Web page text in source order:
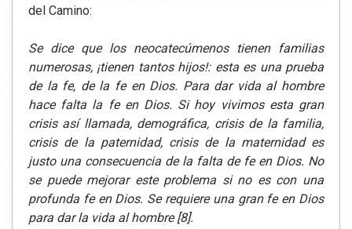
del Camino:
Se dice que los neocatecúmenos tienen familias
numerosas, ¡tienen tantos hijos!: esta es una prueba
de la fe, de la fe en Dios. Para dar vida al hombre
hace falta la fe en Dios. Si hoy vivimos esta gran
crisis así llamada, demográfica, crisis de la familia,
crisis de la paternidad, crisis de la maternidad es
justo una consecuencia de la falta de fe en Dios. No
se puede mejorar este problema si no es con una
profunda fe en Dios. Se requiere una gran fe en Dios
para dar la vida al hombre [8].